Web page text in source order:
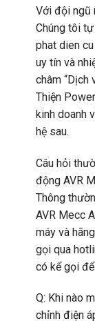
Với đội ngũ
Chúng tôi
phat dien
uy tín và
châm “Dịch
Thiện
kinh doanh
hệ sau.
Câu hỏi
động AVR
Thông
AVR Mecc
máy và
gọi qua
có kể gọi
Q: Khi nào
chỉnh điện